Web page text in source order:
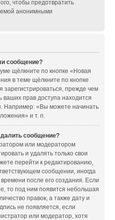
чтобы предотвратить
анонимными
сообщение?
щёлкните по кнопке «Новая
в теме щёлкните по кнопке
зарегистрироваться, прежде чем
прав доступа находится
Например: «Вы можете начинать
и т. п.
сообщение?
или модератором
и удалять только свои
перейти к редактированию,
сообщении, иногда
после его создания. Если
то под ним появится небольшая
правок, а также дату и
не появляется, если
или модератор, хотя